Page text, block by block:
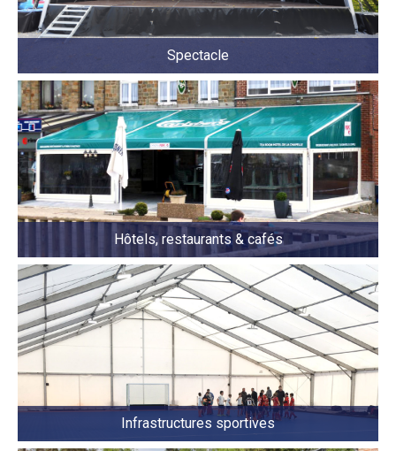
Spectacle
Hôtels, restaurants & cafés
Infrastructures sportives